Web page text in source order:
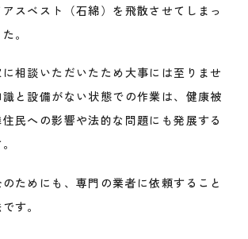
スベスト（石綿）を飛散させてしまっ
。
相談いただいたため大事には至りませ
と設備がない状態での作業は、健康被
民への影響や法的な問題にも発展する
ためにも、専門の業者に依頼すること
す。